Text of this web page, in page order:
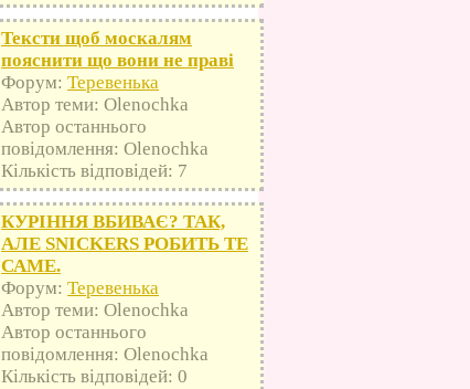
Тексти щоб москалям
пояснити що вони не праві
Форум: Теревенька
Автор теми: Olenochka
Автор останнього
повідомлення: Olenochka
Кількість відповідей: 7
КУРІННЯ ВБИВАЄ? ТАК,
АЛЕ SNICKERS РОБИТЬ ТЕ
САМЕ.
Форум: Теревенька
Автор теми: Olenochka
Автор останнього
повідомлення: Olenochka
Кількість відповідей: 0